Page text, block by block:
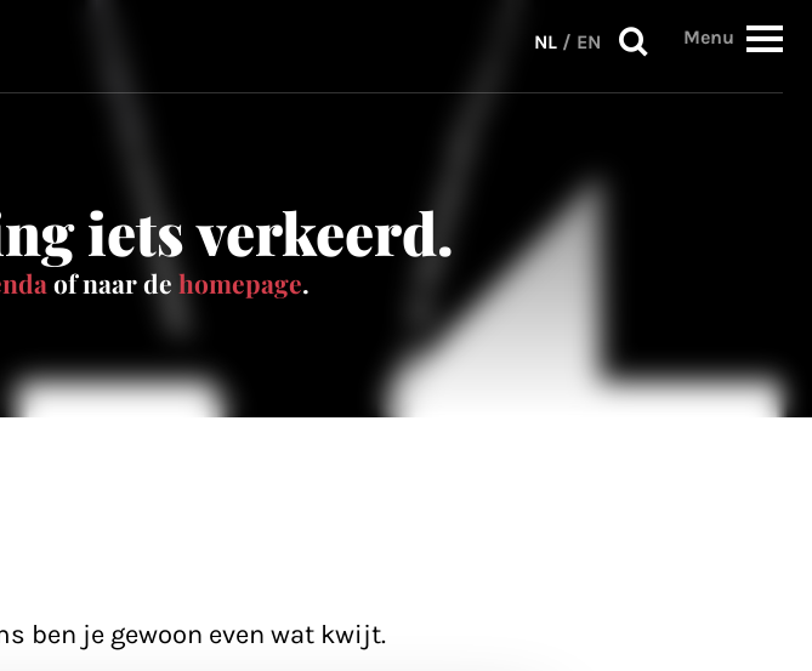
NL / EN Menu
iets verkeerd.
of naar de homepage.
ben je gewoon even wat kwijt.